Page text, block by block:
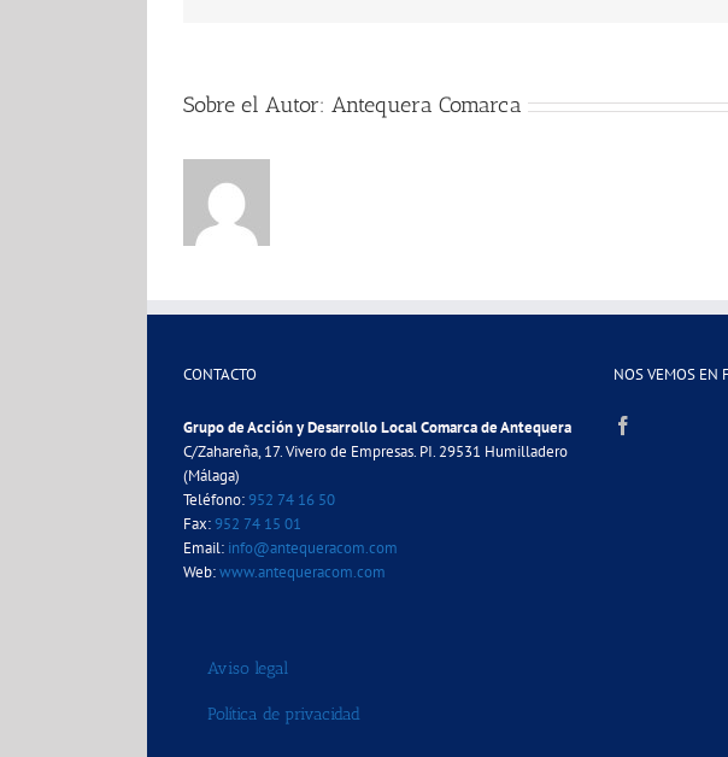
Sobre el Autor: Antequera Comarca
CONTACTO
Grupo de Acción y Desarrollo Local Comarca de Antequera
C/Zahareña, 17. Vivero de Empresas. PI. 29531 Humilladero
(Málaga)
Teléfono:952 74 16 50
Fax:952 74 15 01
Email: info@antequeracom.com
Web:www.antequeracom.com
Aviso legal
Política de privacidad
NOS VEMOS EN